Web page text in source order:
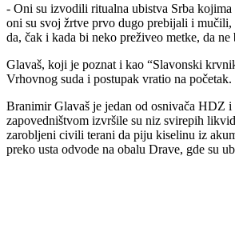
- Oni su izvodili ritualna ubistva Srba
oni su svoj žrtve prvo dugo prebijali i mučili,
da, čak i kada bi neko preživeo metke, da
Glavaš, koji je poznat i kao “Slavonski
Vrhovnog suda i postupak vratio na
Branimir Glavaš je jedan od osnivača HDZ i
zapovedništvom izvršile su niz svirepih
zarobljeni civili terani da piju kiselinu iz
preko usta odvode na obalu Drave, gde su